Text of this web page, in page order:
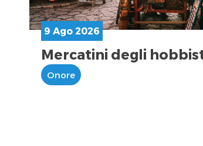
9 Ago 2026
Mercatini degli
Onore